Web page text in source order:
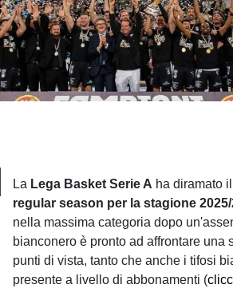
La Lega Basket Serie A ha diramato
regular season per la stagione
nella massima categoria dopo
bianconero è pronto ad affrontare una
punti di vista, tanto che anche i tifosi
presente a livello di abbonamenti (